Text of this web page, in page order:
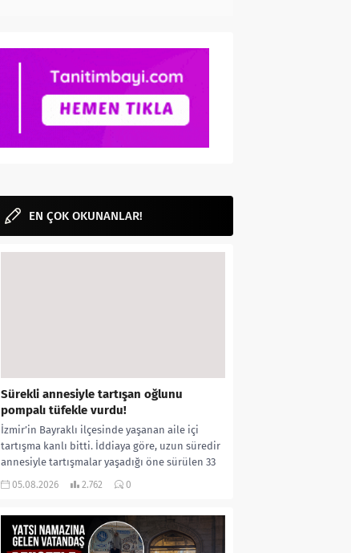
EN ÇOK OKUNANLAR!
Sürekli annesiyle tartışan oğlunu
pompalı tüfekle vurdu!
İzmir’in Bayraklı ilçesinde yaşanan aile içi
tartışma kanlı bitti. İddiaya göre, uzun süredir
annesiyle tartışmalar yaşadığı öne sürülen 33
yaşındaki...
05.08.2026 2.762 0